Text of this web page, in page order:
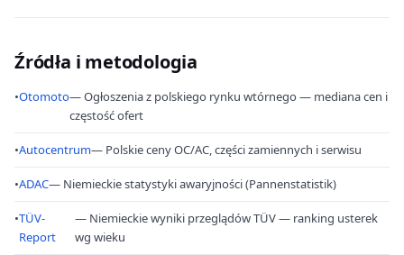
Źródła i metodologia
•Otomoto— Ogłoszenia z polskiego rynku wtórnego — mediana cen i
częstość ofert
•Autocentrum— Polskie ceny OC/AC, części zamiennych i serwisu
•ADAC— Niemieckie statystyki awaryjności (Pannenstatistik)
•TÜV-
Report
— Niemieckie wyniki przeglądów TÜV — ranking usterek
wg wieku